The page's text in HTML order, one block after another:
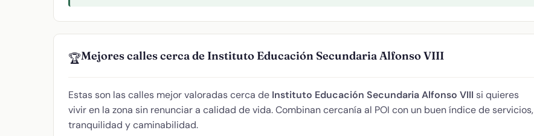
🏆Mejores calles cerca de Instituto Educación Secundaria Alfonso VIII
Estas son las calles mejor valoradas cerca de Instituto Educación Secundaria Alfonso VIII si quieres
vivir en la zona sin renunciar a calidad de vida. Combinan cercanía al POI con un buen índice de servicios,
tranquilidad y caminabilidad.